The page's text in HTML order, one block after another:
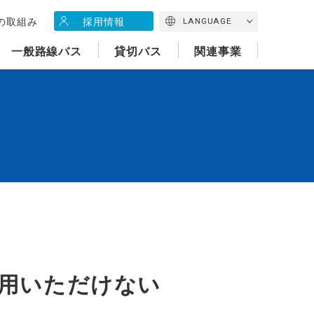
取組み 採用情報 LANGUAGE
一般路線バス 貸切バス 関連事業
いただけない